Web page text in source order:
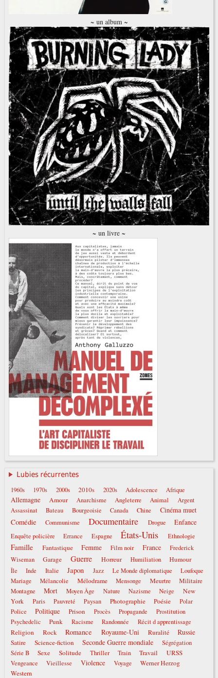
~ un album ~
~ un livre ~
Lubies récurrentes
1960s 1970s 2000s 2010s 2020s Adolescence Afrique
Allemagne Amour Anarchisme Angleterre Animal
Argent
Assassinat
Bateau Bourgeoisie Canada Chine Cinéma muet
Comédie Communisme Documentaire Drogue Enfance
Enquête policière Errance Espagne États-Unis Ethnologie
Famille Fantastique Femme Film noir France
Frederick
Wiseman
Garage Guerre Horreur Humiliation Humour
Île Inde Italie Japon Jazz Le Monde diplomatique
Loufoque
Mariage
Mélancolie Mélodrame Mensonge Meurtre Militaire
Montagne Mort Moyen Âge Nature Nazisme Neige
New
York
Paris Pauvreté Paysan Photographie Poésie
Polar
Police
Politique Prison Procès Propagande
Prostitution
Psychedelic
Punk Racisme Randonnée Récit d apprentissage
Religion Rock Romance Royaume-Uni Ruralité Russie
Satire Science-fiction Seconde Guerre mondiale
Ségrégation
Série B
Sexe Solitude Thriller Train Travail URSS
Vengeance Vieillesse Violence Voyage
Werner Herzog
Western